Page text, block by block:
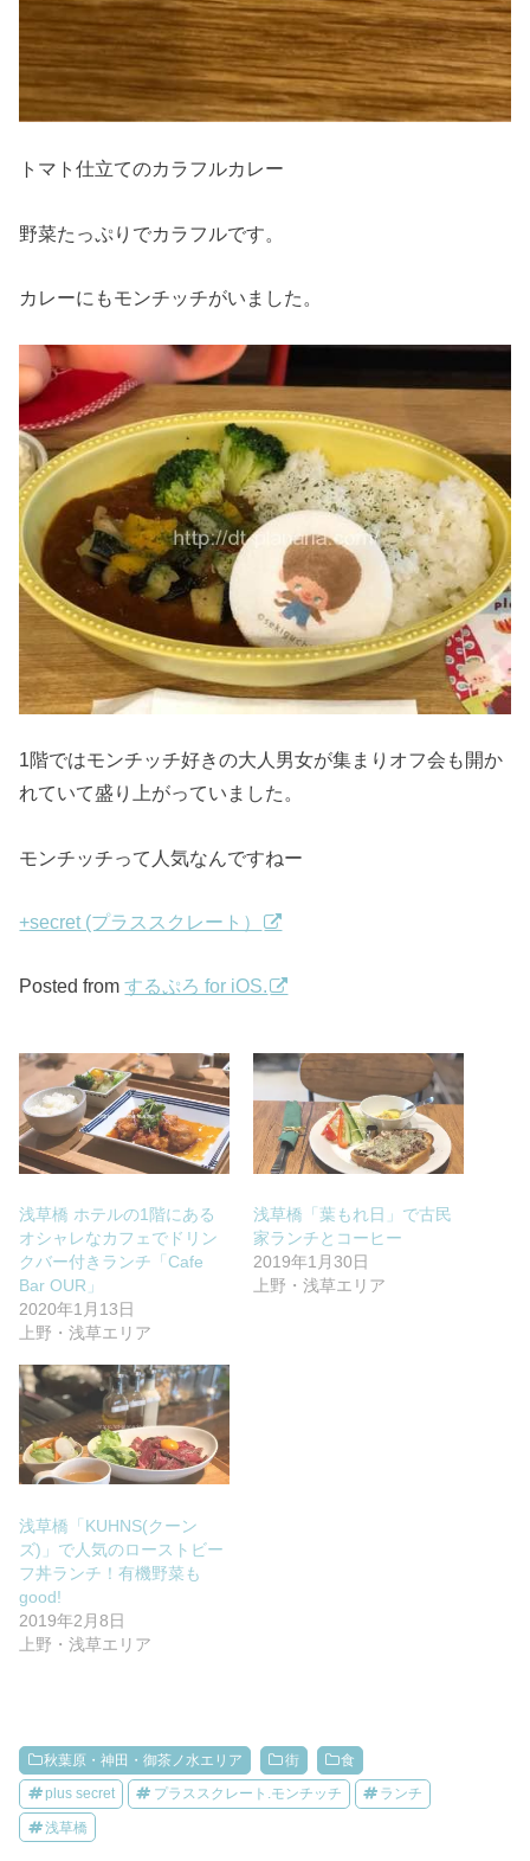
トマト仕立てのカラフルカレー
野菜たっぷりでカラフルです。
カレーにもモンチッチがいました。
1階ではモンチッチ好きの大人男女が集まりオフ会も開か
れていて盛り上がっていました。
モンチッチって人気なんですねー
+secret (プラススクレート）
Posted fromするぷろ for iOS.
浅草橋 ホテルの1階にある
オシャレなカフェでドリン
クバー付きランチ「Cafe
Bar OUR」
2020年1月13日
上野・浅草エリア
浅草橋「葉もれ日」で古民
家ランチとコーヒー
2019年1月30日
上野・浅草エリア
浅草橋「KUHNS(クーン
ズ)」で人気のローストビー
フ丼ランチ！有機野菜も
good!
2019年2月8日
上野・浅草エリア
秋葉原・神田・御茶ノ水エリア 街 食
plus secret プラススクレート.モンチッチ ランチ
浅草橋